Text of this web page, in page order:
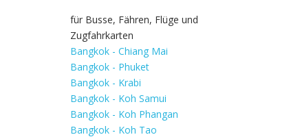
für Busse, Fähren, Flüge und
Zugfahrkarten
Bangkok - Chiang Mai
Bangkok - Phuket
Bangkok - Krabi
Bangkok - Koh Samui
Bangkok - Koh Phangan
Bangkok - Koh Tao